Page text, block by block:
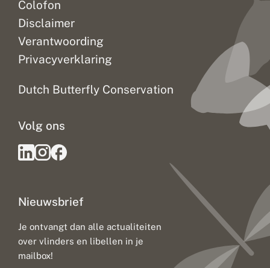
Colofon
Disclaimer
Verantwoording
Privacyverklaring
Dutch Butterfly Conservation
Nieuwsbrief
Je ontvangt dan alle actualiteiten
over vlinders en libellen in je
mailbox!
Volg ons